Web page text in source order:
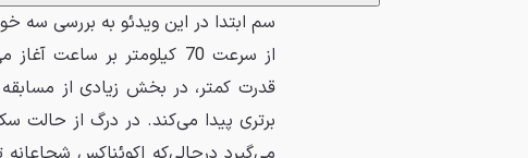
از سرعت 70 کیلومتر بر
قدرت کمتر، در بخش زیادی از
برتری پیدا می‌کند. در درگ از حالت